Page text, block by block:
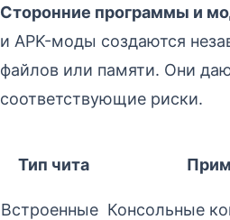
Сторонние программы и
и APK-моды создаются
файлов или памяти. Они
соответствующие риски.
Тип чита
Встроенные Консольные